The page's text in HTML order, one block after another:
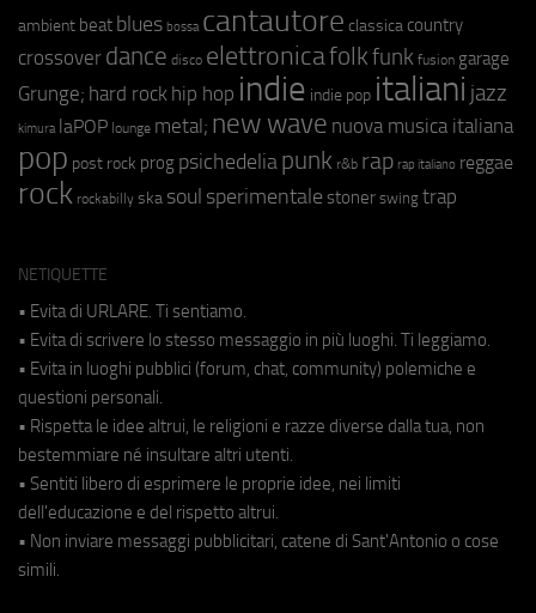
ambient beat blues bossa cantautore classica country
crossover dance disco elettronicafolkfunk fusion garage
Grunge; hard rock hip hop indie indie pop italiani jazz
kimura laPOP lounge metal; new wave nuova musica italiana
pop post rock prog psichedeliapunk r&b rap rap italiano reggae
rock rockabilly ska soul sperimentale stoner swing trap
NETIQUETTE
• Evita di URLARE. Ti sentiamo.
• Evita di scrivere lo stesso messaggio in più luoghi. Ti leggiamo.
• Evita in luoghi pubblici (forum, chat, community) polemiche e
questioni personali.
• Rispetta le idee altrui, le religioni e razze diverse dalla tua, non
bestemmiare né insultare altri utenti.
• Sentiti libero di esprimere le proprie idee, nei limiti
dell'educazione e del rispetto altrui.
• Non inviare messaggi pubblicitari, catene di Sant'Antonio o cose
simili.